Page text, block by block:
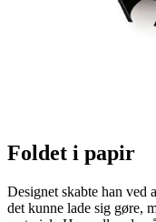
Foldet i papir
Designet skabte han ved
det kunne lade sig gøre,